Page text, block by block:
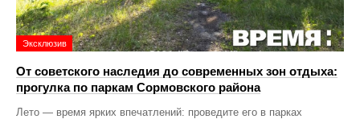
Эксклюзив
От советского наследия до современных зон отдыха:
прогулка по паркам Сормовского района
Лето — время ярких впечатлений: проведите его в парках